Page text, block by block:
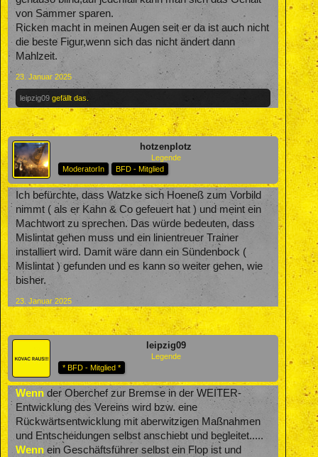
von Sammer sparen.
Ricken macht in meinen Augen seit er da ist auch nicht
die beste Figur,wenn sich das nicht ändert dann
Mahlzeit.
23. Januar 2025
leipzig09 gefällt das.
hotzenplotz
Legende
ModeratorIn
BFD - Mitglied
Ich befürchte, dass Watzke sich Hoeneß zum Vorbild
nimmt ( als er Kahn & Co gefeuert hat ) und meint ein
Machtwort zu sprechen. Das würde bedeuten, dass
Mislintat gehen muss und ein linientreuer Trainer
installiert wird. Damit wäre dann ein Sündenbock (
Mislintat ) gefunden und es kann so weiter gehen, wie
bisher.
23. Januar 2025
leipzig09
Legende
* BFD - Mitglied *
Wenn der Oberchef zur Bremse in der WEITER-
Entwicklung des Vereins wird bzw. eine
Rückwärtsentwicklung mit aberwitzigen Maßnahmen
und Entscheidungen selbst anschiebt und begleitet.....
Wenn ein Geschäftsführer selbst ein Flop ist und